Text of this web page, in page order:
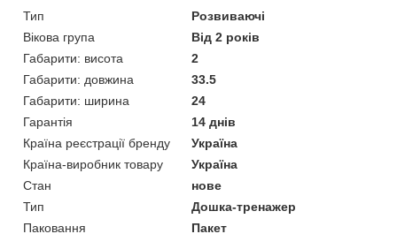
Тип
Розвиваючі
Вікова група
Від 2 років
Габарити: висота
2
Габарити: довжина
33.5
Габарити: ширина
24
Гарантія
14 днів
Країна реєстрації бренду
Україна
Країна-виробник товару
Україна
Стан
нове
Тип
Дошка-тренажер
Паковання
Пакет